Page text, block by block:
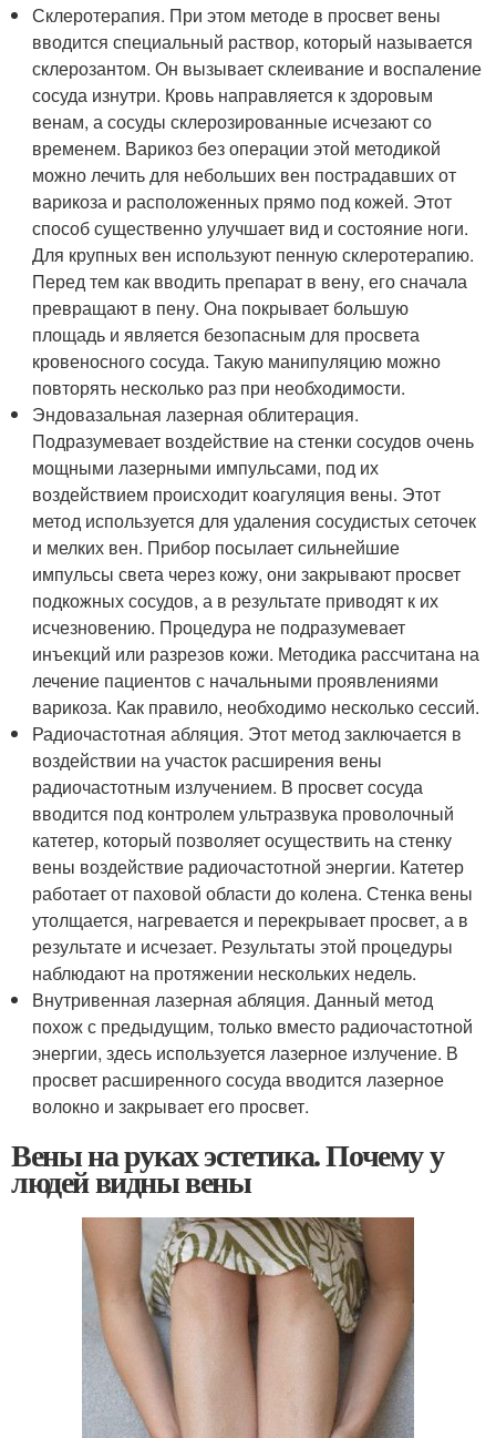
Склеротерапия. При этом методе в просвет вены
вводится специальный раствор, который называется
склерозантом. Он вызывает склеивание и воспаление
сосуда изнутри. Кровь направляется к здоровым
венам, а сосуды склерозированные исчезают со
временем. Варикоз без операции этой методикой
можно лечить для небольших вен пострадавших от
варикоза и расположенных прямо под кожей. Этот
способ существенно улучшает вид и состояние ноги.
Для крупных вен используют пенную склеротерапию.
Перед тем как вводить препарат в вену, его сначала
превращают в пену. Она покрывает большую
площадь и является безопасным для просвета
кровеносного сосуда. Такую манипуляцию можно
повторять несколько раз при необходимости.
Эндовазальная лазерная облитерация.
Подразумевает воздействие на стенки сосудов очень
мощными лазерными импульсами, под их
воздействием происходит коагуляция вены. Этот
метод используется для удаления сосудистых сеточек
и мелких вен. Прибор посылает сильнейшие
импульсы света через кожу, они закрывают просвет
подкожных сосудов, а в результате приводят к их
исчезновению. Процедура не подразумевает
инъекций или разрезов кожи. Методика рассчитана на
лечение пациентов с начальными проявлениями
варикоза. Как правило, необходимо несколько сессий.
Радиочастотная абляция. Этот метод заключается в
воздействии на участок расширения вены
радиочастотным излучением. В просвет сосуда
вводится под контролем ультразвука проволочный
катетер, который позволяет осуществить на стенку
вены воздействие радиочастотной энергии. Катетер
работает от паховой области до колена. Стенка вены
утолщается, нагревается и перекрывает просвет, а в
результате и исчезает. Результаты этой процедуры
наблюдают на протяжении нескольких недель.
Внутривенная лазерная абляция. Данный метод
похож с предыдущим, только вместо радиочастотной
энергии, здесь используется лазерное излучение. В
просвет расширенного сосуда вводится лазерное
волокно и закрывает его просвет.
Вены на руках эстетика. Почему у
людей видны вены